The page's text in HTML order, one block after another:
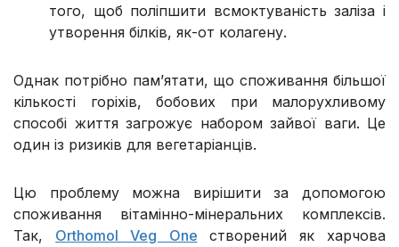
того, щоб поліпшити всмоктуваність заліза і
утворення білків, як-от колагену.
Однак потрібно пам’ятати, що споживання більшої
кількості горіхів, бобових при малорухливому
способі життя загрожує набором зайвої ваги. Це
один із ризиків для вегетаріанців.
Цю проблему можна вирішити за допомогою
споживання вітамінно-мінеральних комплексів.
Так, Orthomol Veg One
створений як харчова